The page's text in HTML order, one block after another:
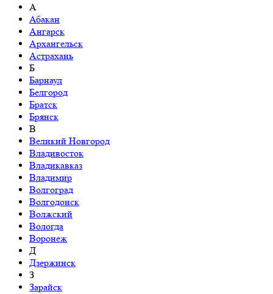
А
Абакан
Ангарск
Архангельск
Астрахань
Б
Барнаул
Белгород
Братск
Брянск
В
Великий Новгород
Владивосток
Владикавказ
Владимир
Волгоград
Волгодонск
Волжский
Вологда
Воронеж
Д
Дзержинск
З
Зарайск